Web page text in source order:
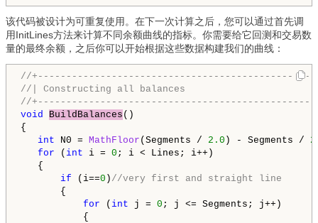
该代码被设计为可重复使用。在下一次计算之后，您可以通过首先调
用InitLines方法来计算不同余额曲线的指标。你需要给它回测和交易数
量的最终余额，之后你可以开始根据这些数据构建我们的曲线：
//
//| Constructing all balances
//
void
BuildBalances ()
{
int N0 = MathFloor (Segments / 2.0 ) - Segments /
for ( int i = 0 ; i < Lines; i++)
{
if (i==0 ) //very first and straight line
{
for ( int j = 0 ; j <= Segments; j++)
{